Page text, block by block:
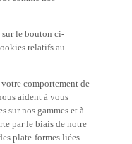
sur le bouton ci-
relatifs au
votre comportement de
aident à vous
sur nos gammes et à
par le biais de notre
plate-formes liées